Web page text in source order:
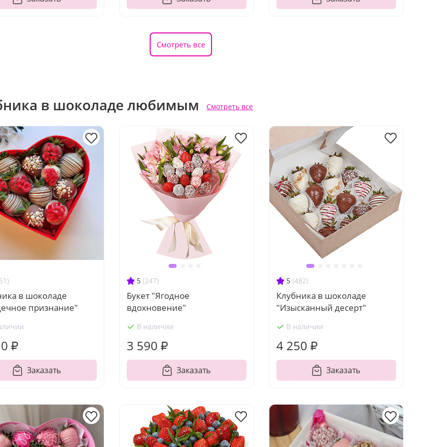
Смотреть все
в шоколаде любимым Смотреть все
в шоколаде
признание"
₽
Заказать
5 (247)
Букет "Ягодное
вдохновение"
В наличии
3 590 ₽
Заказать
5 (482)
Клубника в шоколаде
"Изысканный десерт"
В наличии
4 250 ₽
Заказать